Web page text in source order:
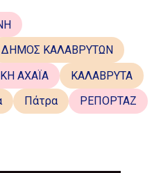
ΔΗΜΟΣ ΚΑΛΑΒΡΥΤΩΝ
ΑΧΑΪΑ
ΚΑΛΑΒΡΥΤΑ
Πάτρα
ΡΕΠΟΡΤΑΖ